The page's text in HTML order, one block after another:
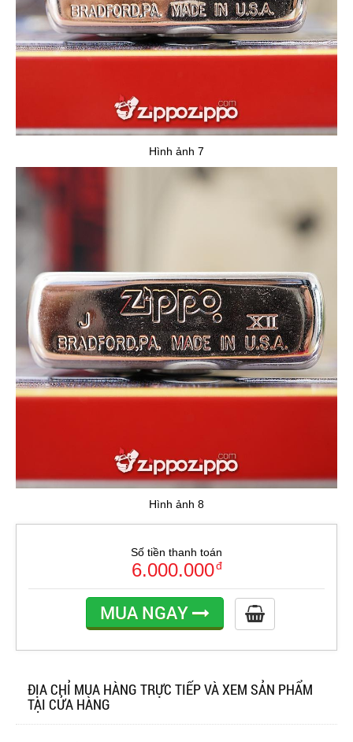
Hình ảnh 7
Hình ảnh 8
Số tiền thanh toán
6.000.000đ
MUA NGAY
ĐỊA CHỈ MUA HÀNG TRỰC TIẾP VÀ XEM SẢN PHẨM
TẠI CỬA HÀNG